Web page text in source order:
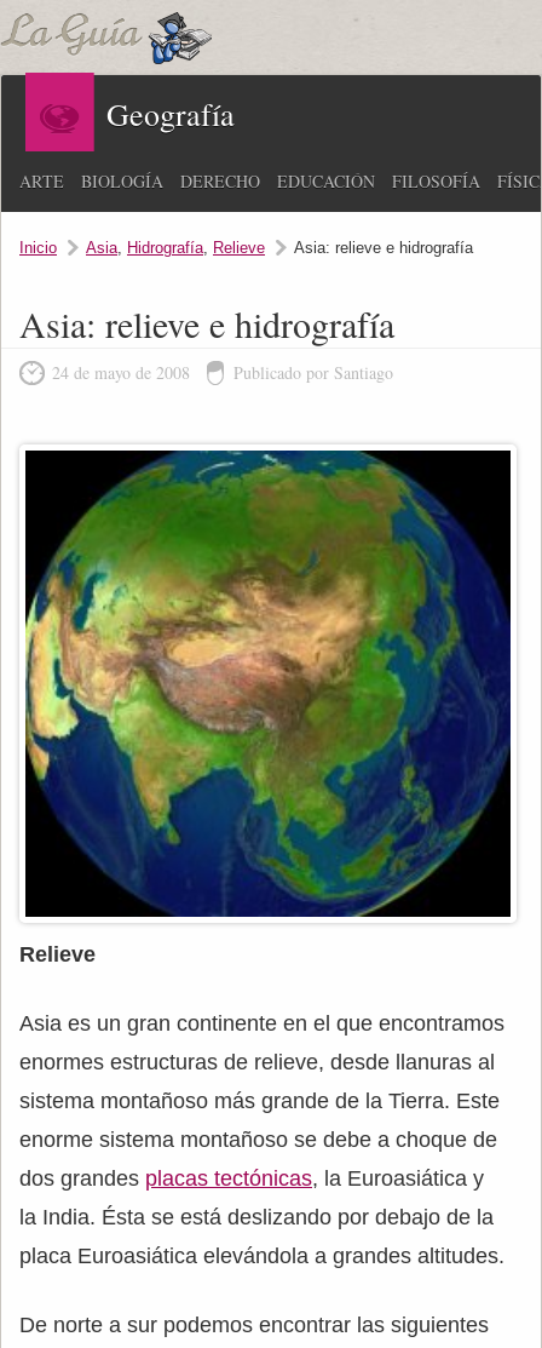
Geografía
ARTE BIOLOGÍA DERECHO EDUCACIÓN FILOSOFÍA
Inicio Asia, Hidrografía, Relieve Asia: relieve e hidrografía
Asia: relieve e hidrografía
24 de mayo de 2008 Publicado por Santiago
Relieve
Asia es un gran continente en el que encontramos
enormes estructuras de relieve, desde llanuras al
sistema montañoso más grande de la Tierra. Este
enorme sistema montañoso se debe a choque de
dos grandes placas tectónicas, la Euroasiática y
la India. Ésta se está deslizando por debajo de la
placa Euroasiática elevándola a grandes altitudes.
De norte a sur podemos encontrar las siguientes